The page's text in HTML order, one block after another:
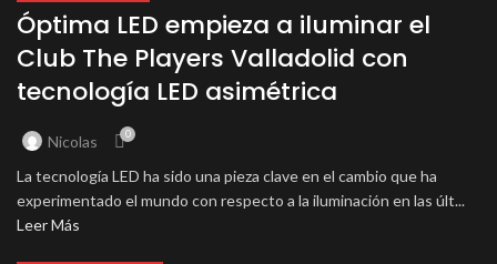
Óptima LED empieza a iluminar el
Club The Players Valladolid con
tecnología LED asimétrica
Nicolas 0
La tecnología LED ha sido una pieza clave en el cambio que ha
experimentado el mundo con respecto a la iluminación en las últ...
Leer Más